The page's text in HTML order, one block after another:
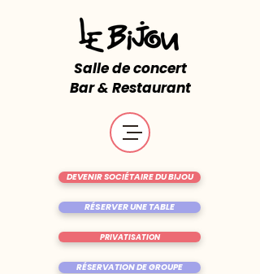
Salle de concert
Bar & Restaurant
RÉSERVER UNE TABLE
DEVENIR SOCIÉTAIRE DU BIJOU
RÉSERVATION DE GROUPE
PRIVATISATION